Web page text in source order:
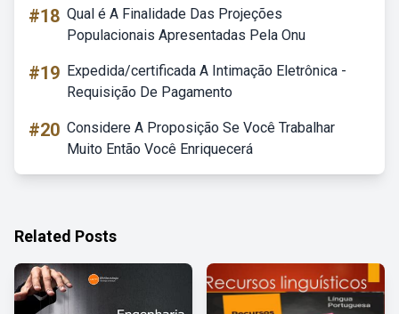
#18 Qual é A Finalidade Das Projeções
Populacionais Apresentadas Pela Onu
#19 Expedida/certificada A Intimação Eletrônica -
Requisição De Pagamento
#20 Considere A Proposição Se Você Trabalhar
Muito Então Você Enriquecerá
Related Posts